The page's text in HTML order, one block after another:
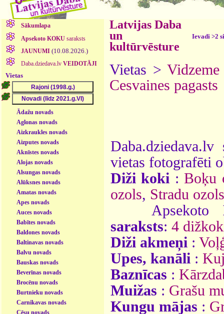
Sākumlapa
Apsekoto KOKUsaraksts
JAUNUMI (10.08.2026.)
Daba.dziedava.lv VEIDOTĀJI
Vietas
Ādažu novads
Aglonas novads
Aizkraukles novads
Aizputes novads
Aknīstes novads
Alojas novads
Alsungas novads
Alūksnes novads
Amatas novads
Apes novads
Auces novads
Babītes novads
Baldones novads
Baltinavas novads
Balvu novads
Bauskas novads
Beverīnas novads
Brocēnu novads
Burtnieku novads
Carnikavas novads
Cēsu novads
Latvijas Daba
un
kultūrvēsture
Ievadi >2
Vietas >Vidzeme
Cesvaines pagasts
vietas fotografēti
Diži koki :Boķu
ozols, Stradu ozols
Apsekoto
saraksts: 4
Diži akmeņi :
Upes, kanāli :
Baznīcas :
Muižas : Grašu
Kungu mājas :